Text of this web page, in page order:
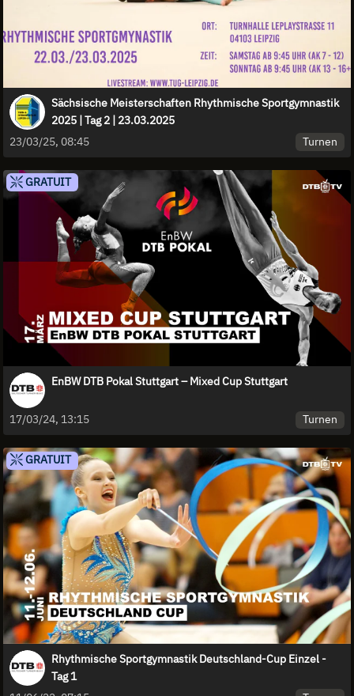
Sächsische Meisterschaften Rhythmische Sportgymnastik
2025 | Tag 2 | 23.03.2025
23/03/25, 08:45
Turnen
GRATUIT
EnBW DTB Pokal Stuttgart – Mixed Cup Stuttgart
17/03/24, 13:15 Turnen
GRATUIT
Rhythmische Sportgymnastik Deutschland-Cup Einzel -
Tag 1